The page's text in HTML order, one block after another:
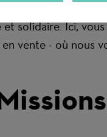
croître notre
solidaire. Ici,
vente - où nous